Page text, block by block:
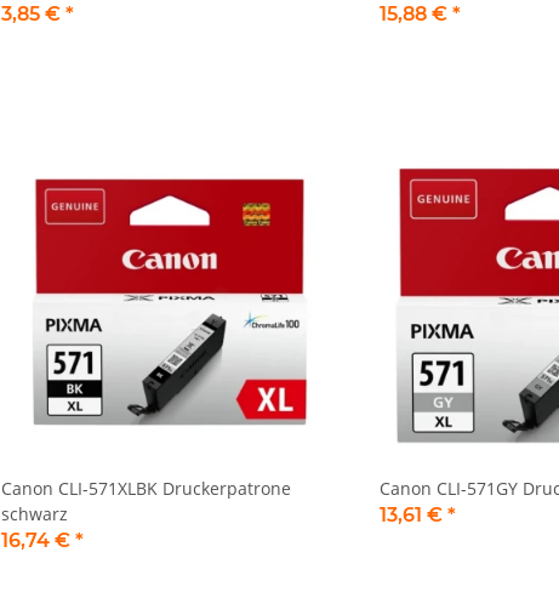
3,85 € *
15,88 € *
Canon CLI-571XLBK Druckerpatrone
schwarz
16,74 € *
Canon CLI-571GY
13,61 € *